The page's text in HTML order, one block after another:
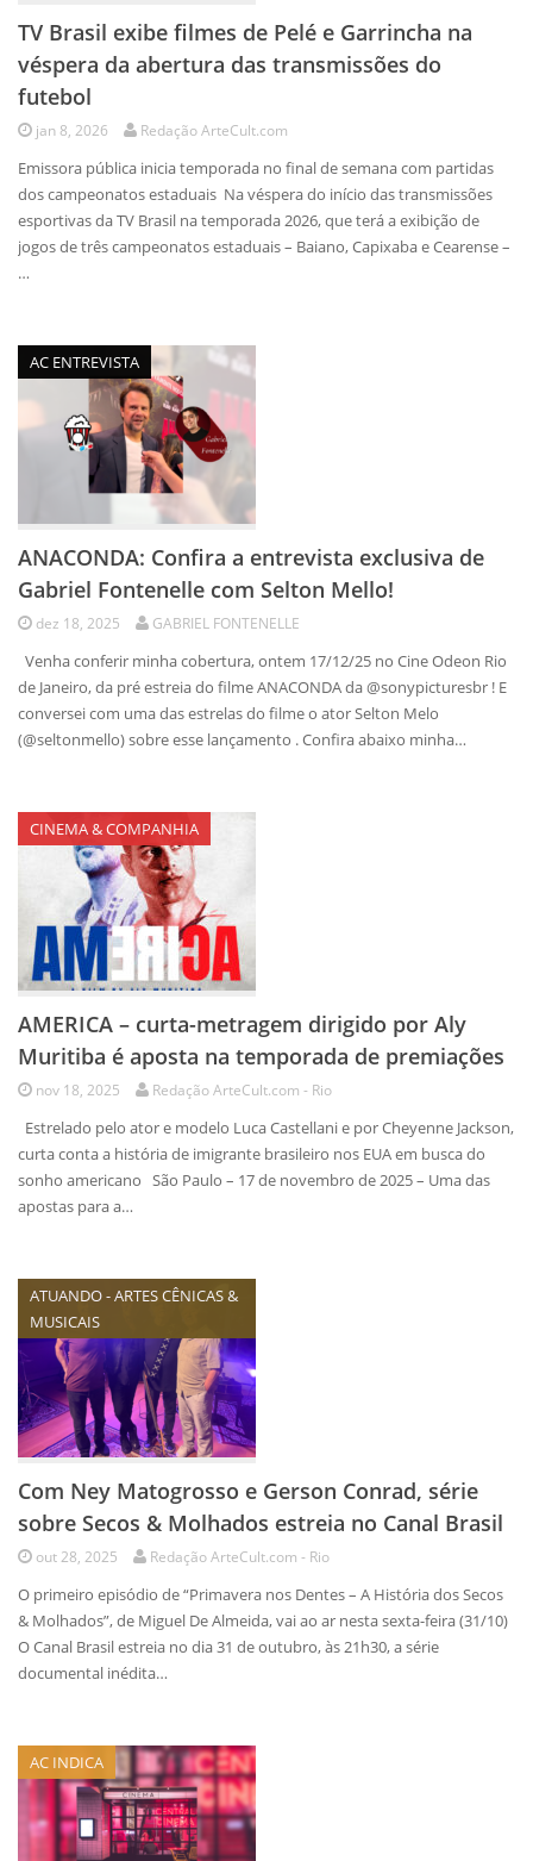
TV Brasil exibe filmes de Pelé e Garrincha na
véspera da abertura das transmissões do
futebol
jan 8, 2026 Redação ArteCult.com
Emissora pública inicia temporada no final de semana com partidas
dos campeonatos estaduais Na véspera do início das transmissões
esportivas da TV Brasil na temporada 2026, que terá a exibição de
jogos de três campeonatos estaduais – Baiano, Capixaba e Cearense –
…
AC ENTREVISTA
ANACONDA: Confira a entrevista exclusiva de
Gabriel Fontenelle com Selton Mello!
dez 18, 2025 GABRIEL FONTENELLE
Venha conferir minha cobertura, ontem 17/12/25 no Cine Odeon Rio
de Janeiro, da pré estreia do filme ANACONDA da @sonypicturesbr ! E
conversei com uma das estrelas do filme o ator Selton Melo
(@seltonmello) sobre esse lançamento . Confira abaixo minha…
CINEMA & COMPANHIA
AMERICA – curta-metragem dirigido por Aly
Muritiba é aposta na temporada de premiações
nov 18, 2025 Redação ArteCult.com - Rio
Estrelado pelo ator e modelo Luca Castellani e por Cheyenne Jackson,
curta conta a história de imigrante brasileiro nos EUA em busca do
sonho americano São Paulo – 17 de novembro de 2025 – Uma das
apostas para a…
ATUANDO - ARTES CÊNICAS &
MUSICAIS
Com Ney Matogrosso e Gerson Conrad, série
sobre Secos & Molhados estreia no Canal Brasil
out 28, 2025 Redação ArteCult.com - Rio
O primeiro episódio de “Primavera nos Dentes – A História dos Secos
& Molhados”, de Miguel De Almeida, vai ao ar nesta sexta-feira (31/10)
O Canal Brasil estreia no dia 31 de outubro, às 21h30, a série
documental inédita…
AC INDICA